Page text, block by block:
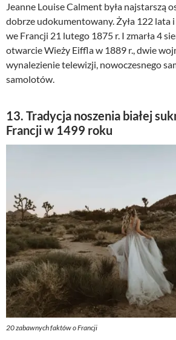
Jeanne Louise Calment była najstarszą
dobrze udokumentowany. Żyła 122 lata
we Francji 21 lutego 1875 r. I zmarła 4
otwarcie Wieży Eiffla w 1889 r., dwie
wynalezienie telewizji, nowoczesnego
samolotów.
13. Tradycja noszenia białej
Francji w 1499 roku
20 zabawnych faktów o Francji